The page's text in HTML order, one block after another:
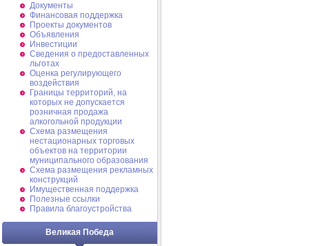
Документы
Финансовая поддержка
Проекты документов
Объявления
Инвестиции
Сведения о предоставленных
льготах
Оценка регулирующего
воздействия
Границы территорий, на
которых не допускается
розничная продажа
алкогольной продукции
Схема размещения
нестационарных торговых
объектов на территории
муниципального образования
Схема размещения рекламных
конструкций
Имущественная поддержка
Полезные ссылки
Правила благоустройства
Великая Победа